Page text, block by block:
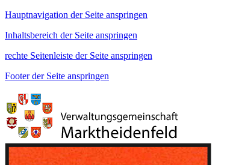
Hauptnavigation der Seite anspringen
Inhaltsbereich der Seite anspringen
rechte Seitenleiste der Seite anspringen
Footer der Seite anspringen